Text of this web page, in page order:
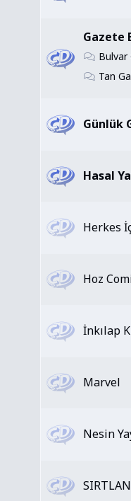
Gazete
Bulvar
Tan
Günlük
Hasal
Herkes
Hoz
İnkılap
Marvel
Nesin